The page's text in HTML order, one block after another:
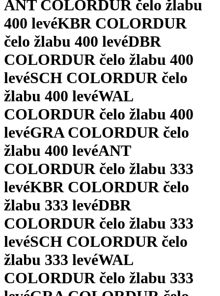
ANT COLORDUR čelo žlabu
400 levéKBR COLORDUR
čelo žlabu 400 levéDBR
COLORDUR čelo žlabu 400
levéSCH COLORDUR čelo
žlabu 400 levéWAL
COLORDUR čelo žlabu 400
levéGRA COLORDUR čelo
žlabu 400 levéANT
COLORDUR čelo žlabu 333
levéKBR COLORDUR čelo
žlabu 333 levéDBR
COLORDUR čelo žlabu 333
levéSCH COLORDUR čelo
žlabu 333 levéWAL
COLORDUR čelo žlabu 333